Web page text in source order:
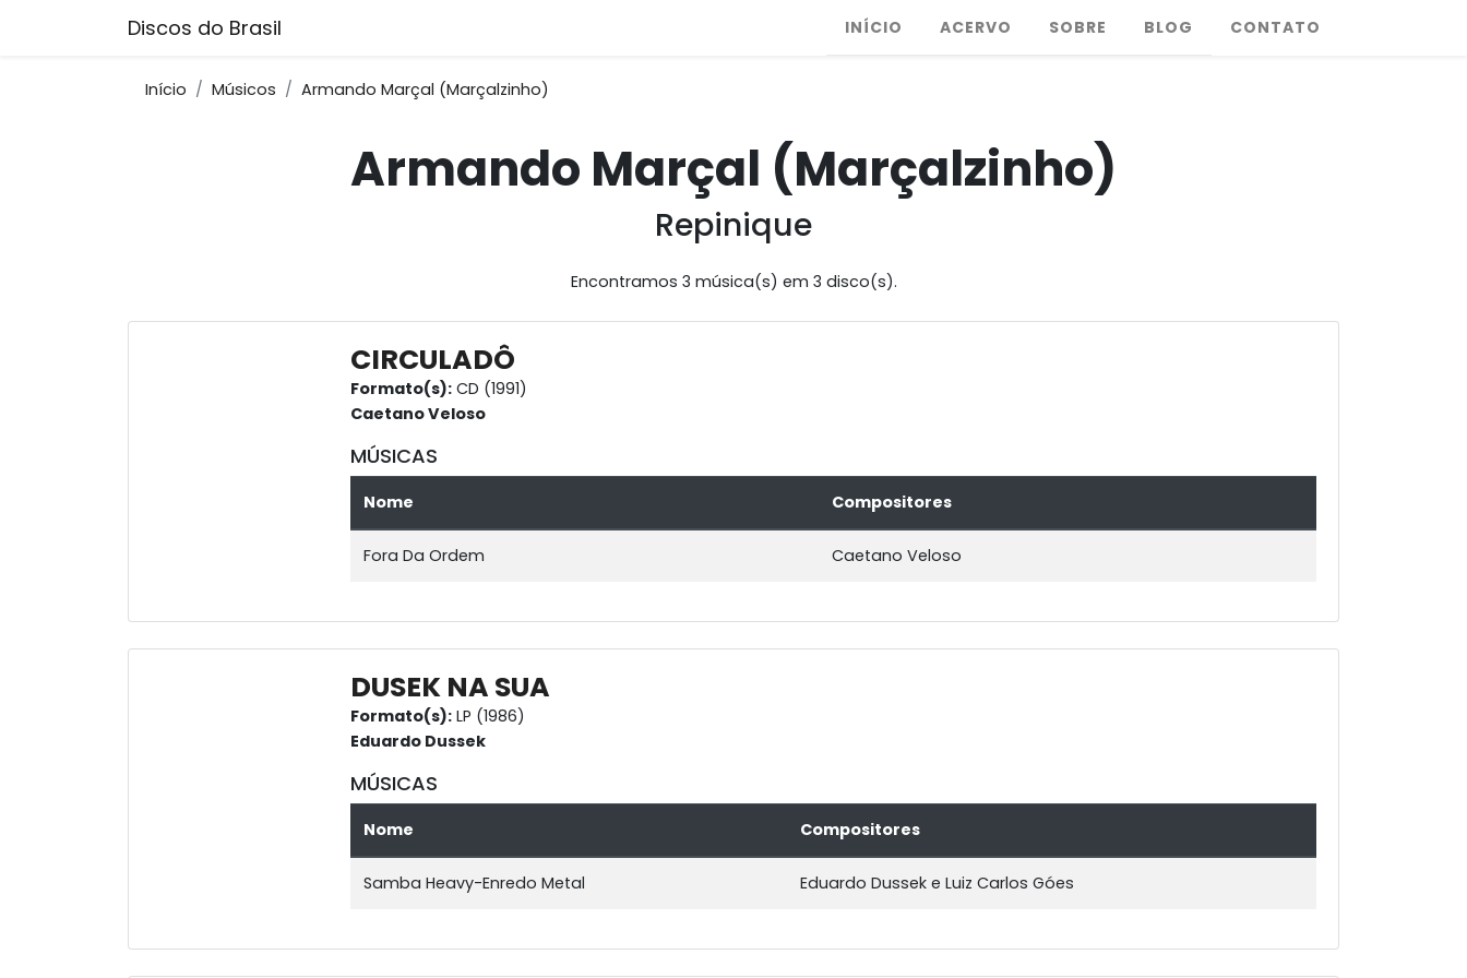
Discos do Brasil INÍCIO ACERVO SOBRE BLOG CONTATO
Início Músicos Armando Marçal (Marçalzinho)
Armando Marçal (Marçalzinho)
Repinique
Encontramos 3 música(s) em 3 disco(s).
CIRCULADÔ
Formato(s): CD (1991)
Caetano Veloso
MÚSICAS
Nome Compositores
Fora Da Ordem Caetano Veloso
DUSEK NA SUA
Formato(s): LP (1986)
Eduardo Dussek
MÚSICAS
Nome Compositores
Samba Heavy-Enredo Metal Eduardo Dussek e Luiz Carlos Góes